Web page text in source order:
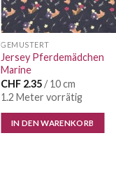
GEMUSTERT
Jersey Pferdemädchen
Marine
CHF 2.35/ 10 cm
1.2 Meter vorrätig
IN DEN WARENKORB